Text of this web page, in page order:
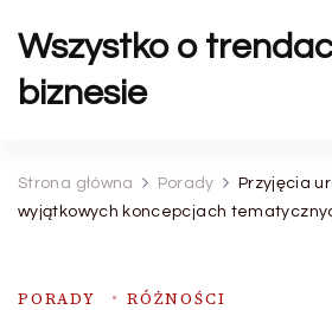
Wszystko o
biznesie
Strona główna Porady
Przyjęcia
wyjątkowych koncepcjach
PORADY RÓŻNOŚCI